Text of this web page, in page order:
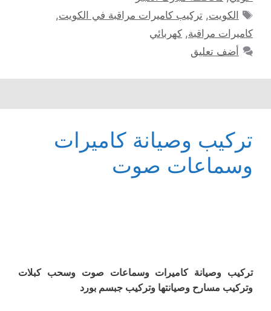
الوسوم
الكويت,تركيب كاميرات مراقبة في الكويت,
كاميرات مراقبة, كهربائي
أضف تعليق
تركيب وصيانة كاميرات
وسماعات صوت
تركيب وصيانة كاميرات وسماعات صوت وسحب كبلات
وتركيب مسارح وصيانتها وتركيب جبسم بورد